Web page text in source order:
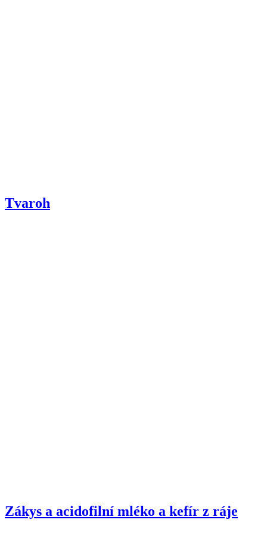
Tvaroh
Zákys a acidofilní mléko a kefír z ráje